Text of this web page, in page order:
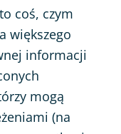
coś, czym
większego
informacji
mogą
(na